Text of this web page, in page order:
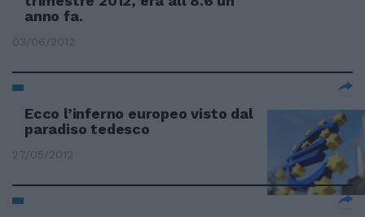
anno fa.
03/06/2012
Ecco l’inferno europeo visto dal
paradiso tedesco
27/05/2012